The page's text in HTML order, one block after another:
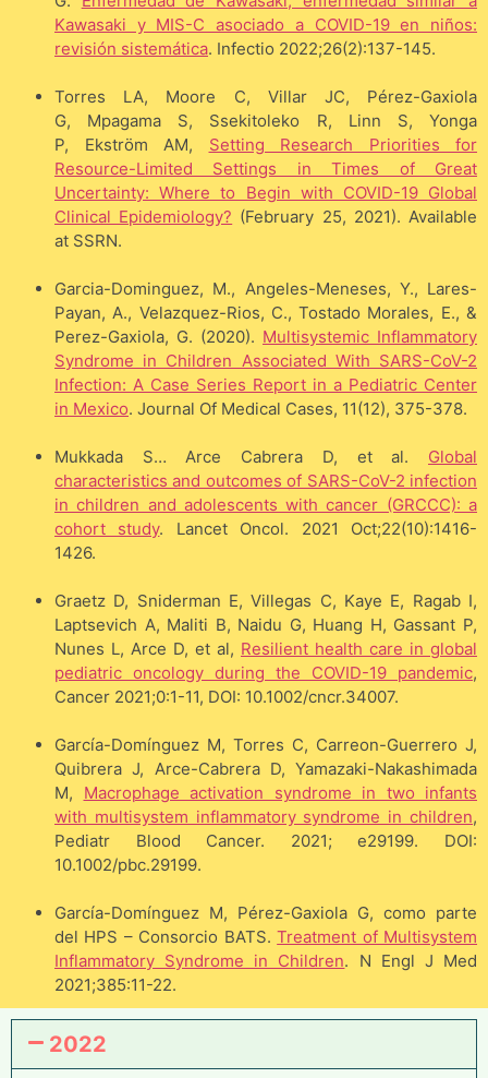
Kawasaki y MIS-C asociado a COVID-19 en niños:
revisión sistemática. Infectio 2022;26(2):137-145.
Torres LA, Moore C, Villar JC, Pérez-Gaxiola
G, Mpagama S, Ssekitoleko R, Linn S, Yonga
P, Ekström AM, Setting Research Priorities for
Resource-Limited Settings in Times of Great
Uncertainty: Where to Begin with COVID-19 Global
Clinical Epidemiology? (February 25, 2021). Available
at SSRN.
Garcia-Dominguez, M., Angeles-Meneses, Y., Lares-
Payan, A., Velazquez-Rios, C., Tostado Morales, E., &
Perez-Gaxiola, G. (2020). Multisystemic Inflammatory
Syndrome in Children Associated With SARS-CoV-2
Infection: A Case Series Report in a Pediatric Center
in Mexico. Journal Of Medical Cases, 11(12), 375-378.
Mukkada S… Arce Cabrera D, et al. Global
characteristics and outcomes of SARS-CoV-2 infection
in children and adolescents with cancer (GRCCC): a
cohort study. Lancet Oncol. 2021 Oct;22(10):1416-
1426.
Graetz D, Sniderman E, Villegas C, Kaye E, Ragab I,
Laptsevich A, Maliti B, Naidu G, Huang H, Gassant P,
Nunes L, Arce D, et al, Resilient health care in global
pediatric oncology during the COVID-19 pandemic,
Cancer 2021;0:1-11, DOI: 10.1002/cncr.34007.
García-Domínguez M, Torres C, Carreon-Guerrero J,
Quibrera J, Arce-Cabrera D, Yamazaki-Nakashimada
M, Macrophage activation syndrome in two infants
with multisystem inflammatory syndrome in children,
Pediatr Blood Cancer. 2021; e29199. DOI:
10.1002/pbc.29199.
García-Domínguez M, Pérez-Gaxiola G, como parte
del HPS – Consorcio BATS.Treatment of Multisystem
Inflammatory Syndrome in Children. N Engl J Med
2021;385:11-22.
2022